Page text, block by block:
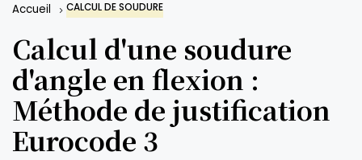
Accueil CALCUL DE SOUDURE
Calcul d'une soudure
d'angle en flexion :
Méthode de justification
Eurocode 3